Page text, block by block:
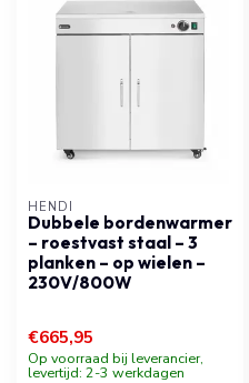
HENDI
Dubbele bordenwarmer
– roestvast staal – 3
planken – op wielen –
230V/800W
€665,95
Op voorraad bij leverancier,
levertijd: 2-3 werkdagen